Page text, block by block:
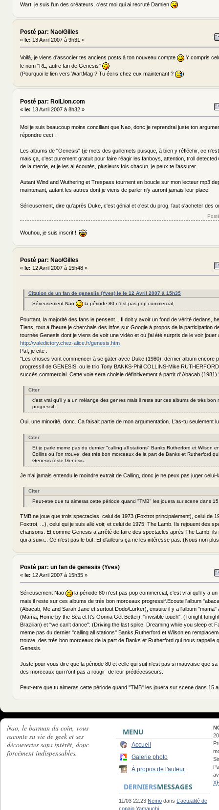
Wart, je suis l'un des créateurs, c'est moi qui ai recruté Damien
Posté par: Nao/Gilles
« le: 13 Avril 2007 à 9h31 »
Voilà, je viens d'associer tes anciens posts à ton nouveau compte
Y compris
le nom "RL, autre fan de Genesis"
(Pourquoi le lien vers WartMag ? Tu écris chez eux maintenant ?
)
Posté par: RoiLion.com
« le: 13 Avril 2007 à 8h32 »
Moi je suis beaucoup moins conciliant que Nao, donc je reprendrai juste ton
répondre ceci :
Les albums de "Genesis" (je mets des guillemets puisque, à bien y réfléchir, ce
mais ça, c'est purement gratuit pour faire réagir les fanboys, attention, troll detected
de la merde, et je les ai écoutés, plusieurs fois chacun, je peux te l'assurer.
Autant Wind and Wuthering et Trespass tournent en boucle sur mon lecteur mp3
maintenant, autant les autres dont je viens de parler n'y auront jamais leur place.
Sérieusement, dire qu'après Duke, c'est génial et c'est du prog, faut s'acheter des
Wouhou, je suis inscrit !
Posté par: Nao/Gilles
« le: 12 Avril 2007 à 15h48 »
Citation de un fan de genesiis (Yves) le le 12 Avril 2007 à 15h35
Sérieusement Nao
la période 80 n'est pas pop commercial,
Pourtant, la majorité des fans le pensent... Il doit y avoir un fond de vérité dedans,
Tiens, tout à l'heure je cherchais des infos sur Google à propos de la participation
tournée Genesis dont je viens de voir une vidéo et où j'ai été surpris de le voir jouer
http://valedictory.chez-alice.fr/genesis.htm
Paf, je cite :
"Les choses vont commencer à se gater avec Duke (1980), dernier album encore
progressif de GENESIS, ou le trio Tony BANKS-Phil COLLINS-Mike
succès commercial. Cette voie sera choisie définitivement à partir d' Abacab
Citer
c'est vrai qu'il y a un mélange des genres mais il reste sur ces albums de trés bon
progressif.
Oui, une minorité, donc. Ca faisait partie de mon argumentation. L'as-tu seulement
Citer
Et je parle meme pas du dernier "calling all stations" Banks,Rutherford et Wilson
Collins ou l'on trouve des très bon morceaux de la part de Banks et Rutherford
Genesis reste Genesis.
Je n'ai jamais entendu le moindre extrait de Calling, donc je ne peux pas juger celui-
Citer
Peut-etre que tu aimeras cette période quand "TMB" les jouera sur scene dans
TMB ne joue que trois spectacles, celui de 1973 (Foxtrot principalement), celui de
Foxtrot, ...), celui qui je suis allé voir, et celui de 1975, The Lamb. Ils rejouent des
chansons. Et comme Genesis a arrêté de faire des spectacles après The Lamb, ils
qui a suivi... Ce n'est pas le but. Et d'ailleurs ça ne les intéresse pas. (Nous non
Posté par: un fan de genesiis (Yves)
« le: 12 Avril 2007 à 15h35 »
Sérieusement Nao
la période 80 n'est pas pop commercial, c'est vrai qu'il y a
mais il reste sur ces albums de trés bon morceaux progressif.Ecoute l'album
(Abacab, Me and Sarah Jane et surtout Dodo/Lurker), ensuite il y a l'album
(Mama, Home by the Sea et It's Gonna Get Better), "invisible touch": (Tonight
Brazilian) et "we can't dance": (Driving the last spike, Dreaming while you sleep et
meme pas du dernier "calling all stations" Banks,Rutherford et Wilson en
trouve des très bon morceaux de la part de Banks et Rutherford qui nous rappelle
Genesis.
Juste pour vous dire que la période 80 et celle qui suit n'est pas si mauvaise que sa
des morceaux qui n'ont pas a rougir de leur prédécesseurs.
Peut-etre que tu aimeras cette période quand "TMB" les jouera sur scene dans 15
Nao, le barman du coin, vous
raconte sa vie de geek et ses
découvertes sans intérêt, donc
forcément indispensables.
MENU
Accueil
Galerie photo
À propos de l'auteur
DERNIERSMESSAGES
11/03 22:23 Nemo dans L'actualité de
copain Yamauchi